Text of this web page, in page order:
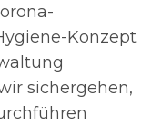
Konzept
sichergehen,